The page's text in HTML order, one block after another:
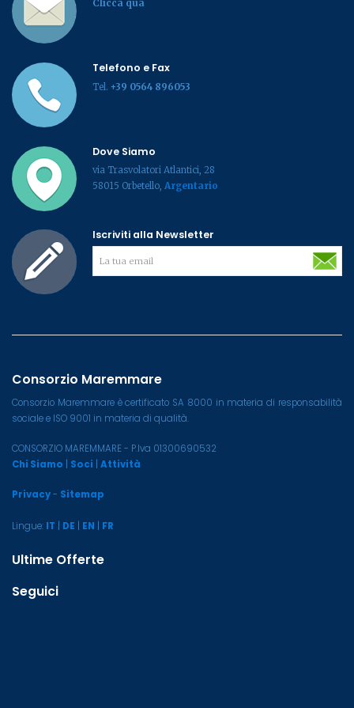
Clicca qua
Telefono e Fax
Tel. +39 0564 896053
Dove Siamo
via Trasvolatori Atlantici, 28
58015 Orbetello, Argentario
Iscriviti alla Newsletter
Consorzio Maremmare
Consorzio Maremmare è certificato SA 8000 in materia di responsabilità
sociale e ISO 9001 in materia di qualità.
CONSORZIO MAREMMARE - P.Iva 01300690532
Chi Siamo
Soci Attività
Privacy- Sitemap
Lingue: IT DE EN FR
Ultime Offerte
Seguici